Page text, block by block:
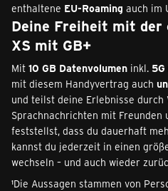
enthaltene EU-Roaming auch im
Deine Freiheit mit
XS mit GB+
Mit 10 GB Datenvolumen inkl. 5G
mit diesem Handyvertrag auch
und teilst deine Erlebnisse durch
Sprachnachrichten mit Freunden
feststellst, dass du dauerhaft
kannst du jederzeit in einen
wechseln – und auch wieder
¹Die Aussagen stammen von